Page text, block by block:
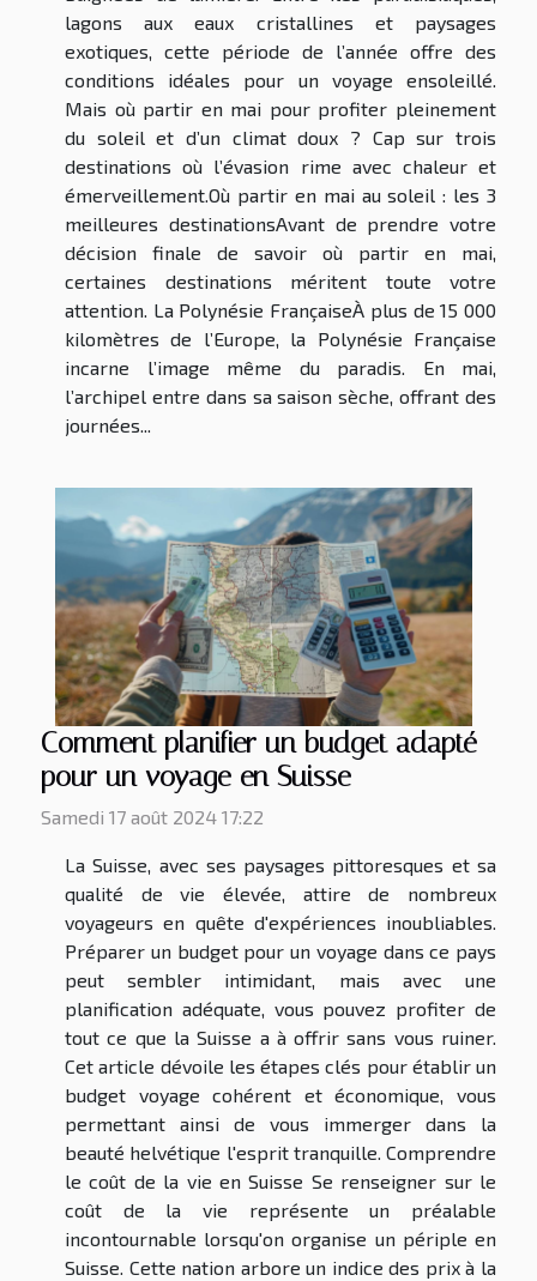
lagons aux eaux cristallines et paysages
exotiques, cette période de l’année offre des
conditions idéales pour un voyage ensoleillé.
Mais où partir en mai pour profiter pleinement
du soleil et d’un climat doux ? Cap sur trois
destinations où l’évasion rime avec chaleur et
émerveillement.Où partir en mai au soleil : les 3
meilleures destinationsAvant de prendre votre
décision finale de savoir où partir en mai,
certaines destinations méritent toute votre
attention. La Polynésie FrançaiseÀ plus de 15 000
kilomètres de l’Europe, la Polynésie Française
incarne l’image même du paradis. En mai,
l’archipel entre dans sa saison sèche, offrant des
journées...
Comment planifier un budget adapté
pour un voyage en Suisse
Samedi 17 août 2024 17:22
La Suisse, avec ses paysages pittoresques et sa
qualité de vie élevée, attire de nombreux
voyageurs en quête d'expériences inoubliables.
Préparer un budget pour un voyage dans ce pays
peut sembler intimidant, mais avec une
planification adéquate, vous pouvez profiter de
tout ce que la Suisse a à offrir sans vous ruiner.
Cet article dévoile les étapes clés pour établir un
budget voyage cohérent et économique, vous
permettant ainsi de vous immerger dans la
beauté helvétique l'esprit tranquille. Comprendre
le coût de la vie en Suisse Se renseigner sur le
coût de la vie représente un préalable
incontournable lorsqu'on organise un périple en
Suisse. Cette nation arbore un indice des prix à la